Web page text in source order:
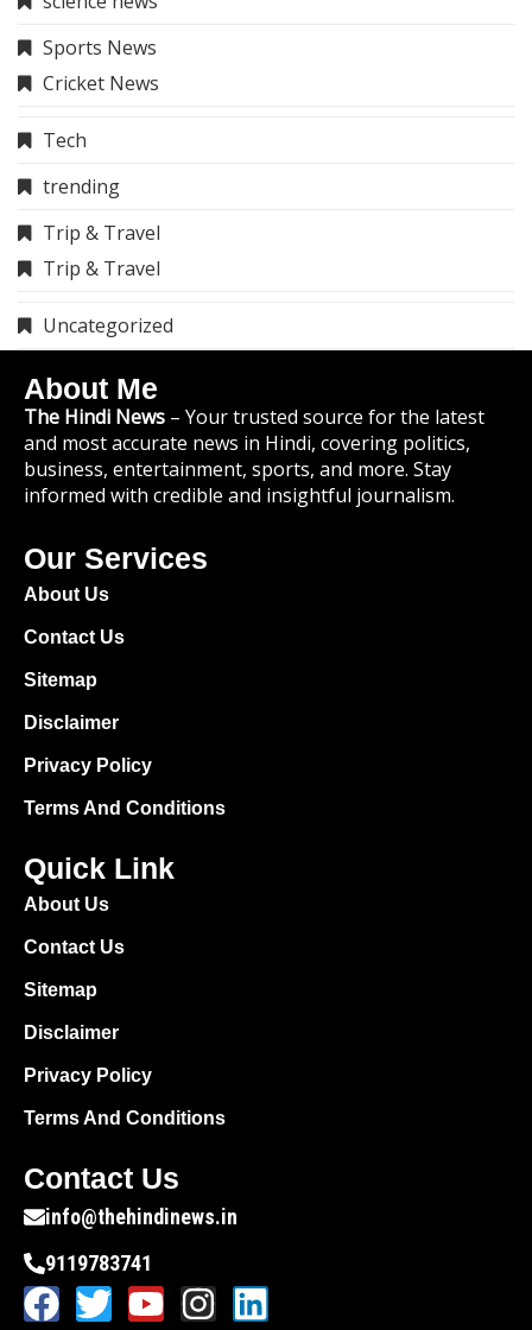
Sports News
Cricket News
Tech
trending
Trip & Travel
Trip & Travel
Uncategorized
About Me
The Hindi News – Your trusted source for the latest
and most accurate news in Hindi, covering politics,
business, entertainment, sports, and more. Stay
informed with credible and insightful journalism.
Our Services
About Us
Contact Us
Sitemap
Disclaimer
Privacy Policy
Terms And Conditions
Quick Link
About Us
Contact Us
Sitemap
Disclaimer
Privacy Policy
Terms And Conditions
Contact Us
info@thehindinews.in
9119783741